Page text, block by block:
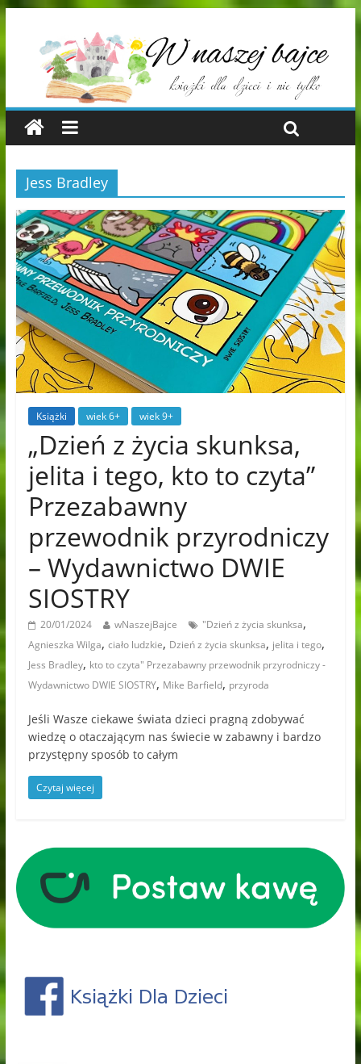
Jess Bradley
Książki wiek 6+ wiek 9+
„Dzień z życia skunksa,
jelita i tego, kto to czyta”
Przezabawny
przewodnik przyrodniczy
– Wydawnictwo DWIE
SIOSTRY
20/01/2024 wNaszejBajce "Dzień z życia skunksa,
Agnieszka Wilga, ciało ludzkie, Dzień z życia skunksa, jelita i tego,
Jess Bradley, kto to czyta" Przezabawny przewodnik przyrodniczy -
Wydawnictwo DWIE SIOSTRY, Mike Barfield, przyroda
Jeśli Wasze ciekawe świata dzieci pragną zdobywać
wiedzę o otaczającym nas świecie w zabawny i bardzo
przystępny sposób to całym
Czytaj więcej